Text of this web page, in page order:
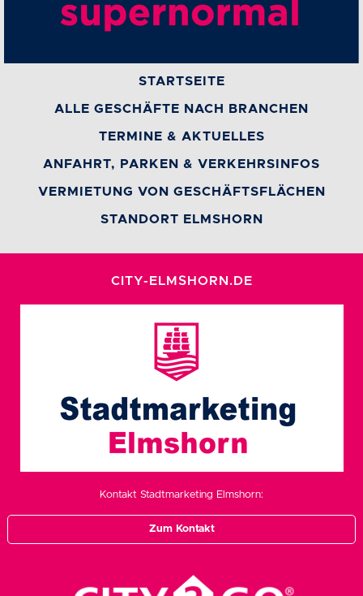
STARTSEITE
ALLE GESCHÄFTE NACH BRANCHEN
TERMINE & AKTUELLES
ANFAHRT, PARKEN & VERKEHRSINFOS
VERMIETUNG VON GESCHÄFTSFLÄCHEN
STANDORT ELMSHORN
CITY-ELMSHORN.DE
Kontakt Stadtmarketing Elmshorn:
Zum Kontakt